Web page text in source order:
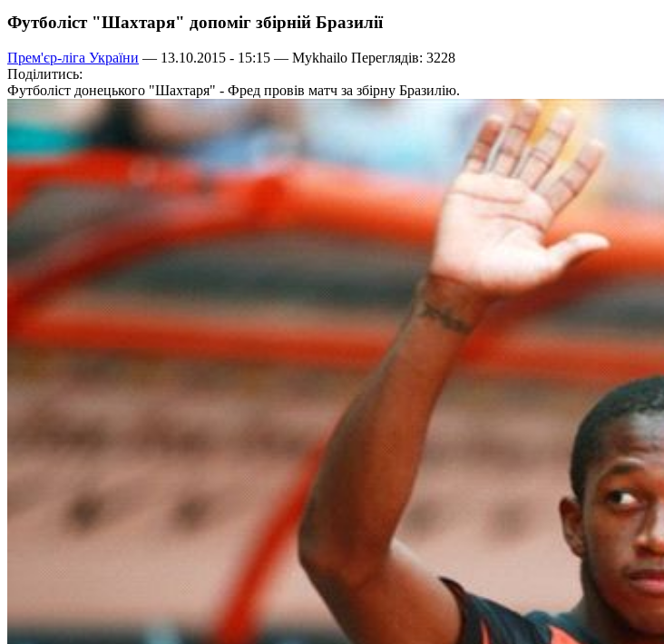
Футболіст "Шахтаря" допоміг збірній Бразилії
Прем'єр-ліга України — 13.10.2015 - 15:15 — Mykhailo Переглядів: 3228
Поділитись:
Футболіст донецького "Шахтаря" - Фред провів матч за збірну Бразилію.